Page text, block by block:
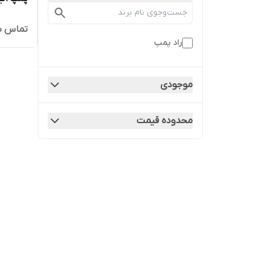
راد پمپ
موجودی
محدوده قیمت
تماس